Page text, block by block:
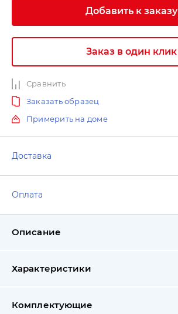
Добавить к заказу
Заказ в один клик
Сравнить
Заказать образец
Примерить на доме
Доставка
Оплата
Описание
Характеристики
Комплектующие